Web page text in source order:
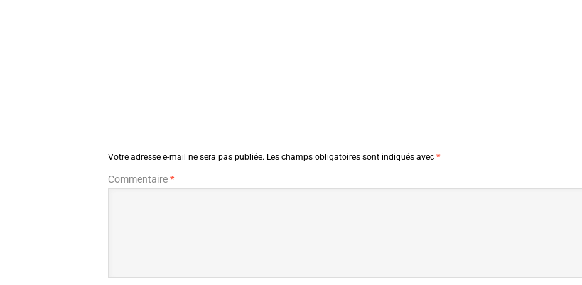
Votre adresse e-mail ne sera pas publiée. Les champs obligatoires sont indiqués avec *
Commentaire*